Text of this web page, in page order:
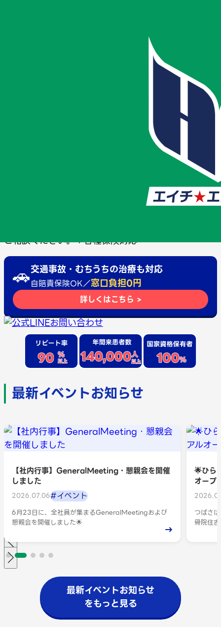
では、肩こりや腰
痛、ひじやひざの痛みなどの治療から、交通事故や労
施術スタッフ全員が国家資格を保有しているため、マ
ッサージ、矯正、整体、鍼（はり）治療、冷え、骨盤
矯正などの女性のお悩みまで安心して治療を受けてい
ご相談ください。＊各種保険対応
🚗交通事故・むちうちの治療も対応
自賠責保険OK／窓口負担0円
詳しくはこちら >
最新イベントお知らせ
【社内行事】GeneralMeeting・懇親会を開催
しました
2026.07.06#イベント
6月23日に、全社員が集まるGeneralMeetingおよび
懇親会を開催しました🌟
→
🌟ひら
オープ
つばさ
骨院住
最新イベントお知らせ
をもっと見る